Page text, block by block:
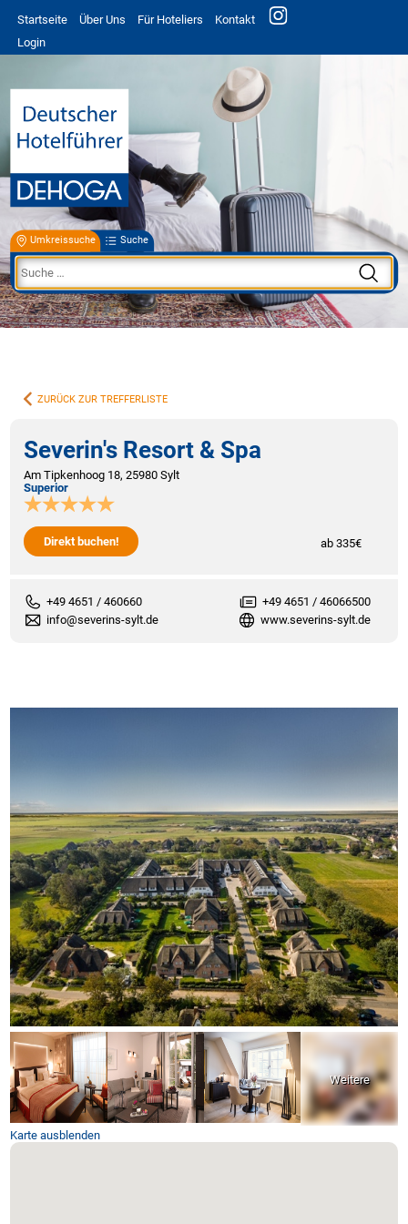
Startseite Über Uns Für Hoteliers
Kontakt
Login
Umkreissuche Suche
ZURÜCK ZUR TREFFERLISTE
Severin's Resort & Spa
Am Tipkenhoog 18, 25980 Sylt
Superior
Direkt buchen! ab 335€
+49 4651 / 460660
+49 4651 / 46066500
info@severins-sylt.de
www.severins-sylt.de
Karte ausblenden